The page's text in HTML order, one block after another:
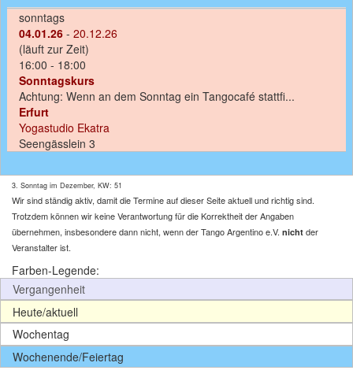
sonntags
04.01.26 -20.12.26
(läuft zur Zeit)
16:00 - 18:00
Sonntagskurs
Achtung: Wenn an dem Sonntag ein Tangocafé stattfi...
Erfurt
Yogastudio Ekatra
Seengässlein 3
3. Sonntag im Dezember, KW: 51
Wir sind ständig aktiv, damit die Termine auf dieser Seite aktuell und richtig sind.
Trotzdem können wir keine Verantwortung für die Korrektheit der Angaben
übernehmen, insbesondere dann nicht, wenn der Tango Argentino e.V. nicht der
Veranstalter ist.
Farben-Legende:
Vergangenheit
Heute/aktuell
Wochentag
Wochenende/Feiertag